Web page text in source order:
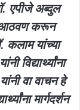
एपीजे अब्दुल
आठवण करून
कलाम यांच्या
विद्यार्थ्यांना
वा वाचन हे
मार्गदर्शन